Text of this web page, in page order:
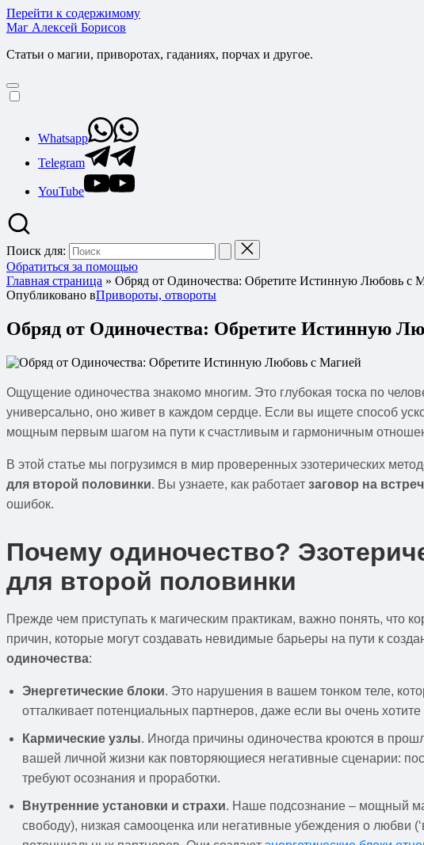
Перейти к содержимому
Маг Алексей Борисов
Статьи о магии, приворотах, гаданиях, порчах и другое.
Whatsapp
Telegram
YouTube
Поиск для:
Обратиться за помощью
Главная страница » Обряд от Одиночества: Обретите Истинную Любовь с
Опубликовано вПривороты, отвороты
Обряд от Одиночества: Обретите Истинную
Ощущение одиночества знакомо многим. Это глубокая тоска по
универсально, оно живет в каждом сердце. Если вы ищете способ
мощным первым шагом на пути к счастливым и гармоничным
В этой статье мы погрузимся в мир проверенных эзотерических
для второй половинки. Вы узнаете, как работает заговор на
ошибок.
Почему одиночество?
для второй половинки
Прежде чем приступать к магическим практикам, важно понять, что
причин, которые могут создавать невидимые барьеры на пути к
одиночества:
Энергетические блоки. Это нарушения в вашем тонком теле,
отталкивает потенциальных партнеров, даже если вы очень
Кармические узлы. Иногда причины одиночества кроются в
вашей личной жизни как повторяющиеся негативные сценарии:
требуют осознания и проработки.
Внутренние установки и страхи. Наше подсознание – мощный
свободу), низкая самооценка или негативные убеждения о любви